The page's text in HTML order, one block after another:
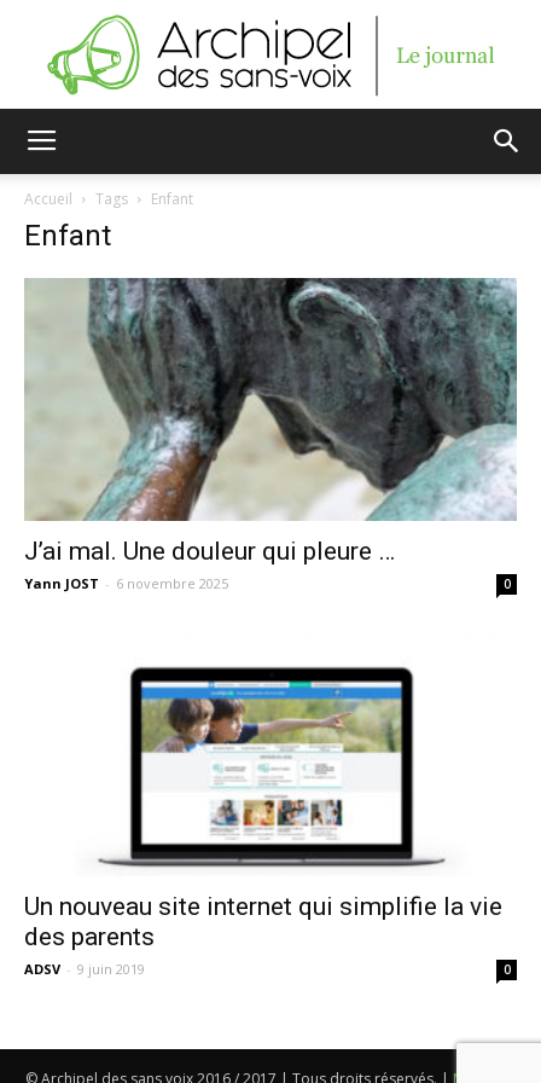
sans-
Accueil Tags Enfant
Enfant
J’ai mal. Une douleur qui pleure …
Yann JOST - 6 novembre 2025 0
Un nouveau site internet qui simplifie la vie
des parents
ADSV - 9 juin 2019 0
© Archipel des sans voix 2016 / 2017 | Tous droits réservés. | Mentions